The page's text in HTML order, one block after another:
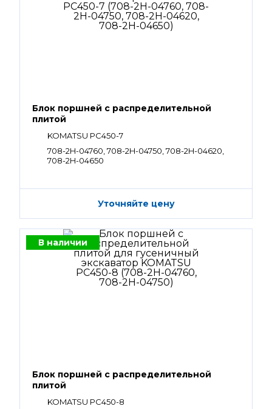
Блок поршней c распределительной
плитой
KOMATSU PC450-7
708-2H-04760, 708-2H-04750, 708-2H-04620,
708-2H-04650
Уточняйте цену
В наличии
Блок поршней c распределительной
плитой
KOMATSU PC450-8